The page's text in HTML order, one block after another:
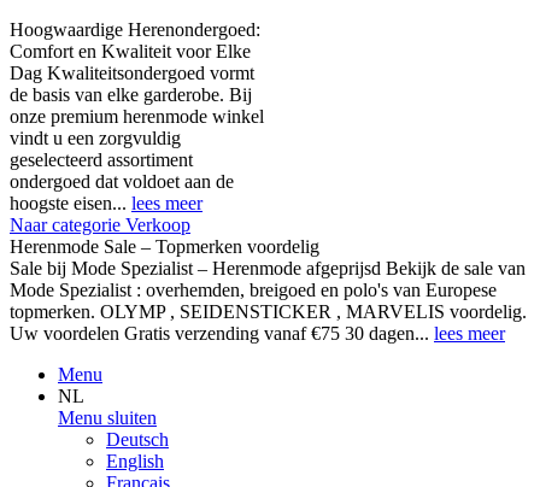
Hoogwaardige Herenondergoed:
Comfort en Kwaliteit voor Elke
Dag Kwaliteitsondergoed vormt
de basis van elke garderobe. Bij
onze premium herenmode winkel
vindt u een zorgvuldig
geselecteerd assortiment
ondergoed dat voldoet aan de
hoogste eisen... lees meer
Naar categorie Verkoop
Herenmode Sale – Topmerken voordelig
Sale bij Mode Spezialist – Herenmode afgeprijsd Bekijk de sale van
Mode Spezialist : overhemden, breigoed en polo's van Europese
topmerken. OLYMP , SEIDENSTICKER , MARVELIS voordelig.
Uw voordelen Gratis verzending vanaf €75 30 dagen... lees meer
Menu
NL
Menu sluiten
Deutsch
English
Français